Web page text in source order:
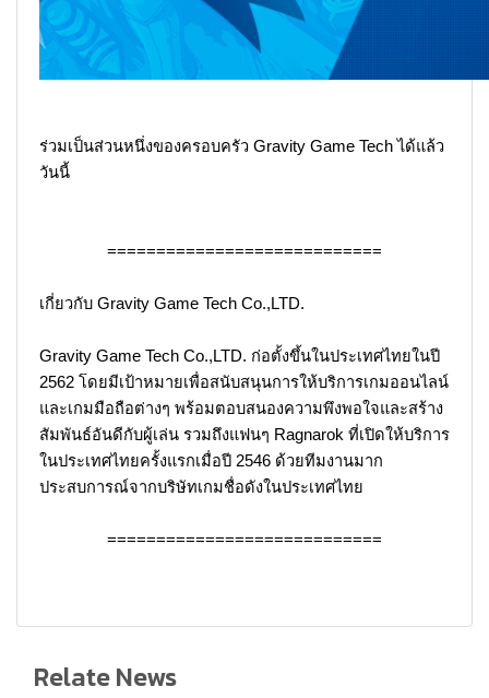
ร่วมเป็นส่วนหนึ่งของครอบครัว Gravity Game Tech ได้แล้ว
วันนี้
============================
เกี่ยวกับ Gravity Game Tech Co.,LTD.
Gravity Game Tech Co.,LTD. ก่อตั้งขึ้นในประเทศไทยในปี
2562 โดยมีเป้าหมายเพื่อสนับสนุนการให้บริการเกมออนไลน์
และเกมมือถือต่างๆ พร้อมตอบสนองความพึงพอใจและสร้าง
สัมพันธ์อันดีกับผู้เล่น รวมถึงแฟนๆ Ragnarok ที่เปิดให้บริการ
ในประเทศไทยครั้งแรกเมื่อปี 2546 ด้วยทีมงานมาก
ประสบการณ์จากบริษัทเกมชื่อดังในประเทศไทย
============================
Relate News